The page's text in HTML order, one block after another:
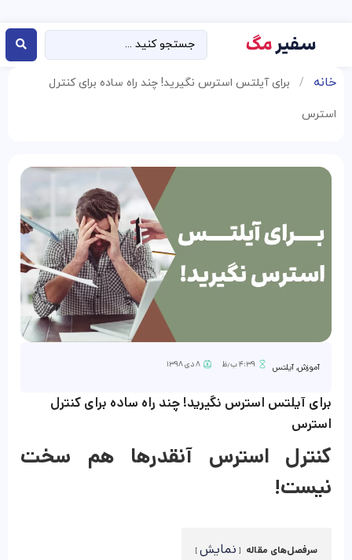
خانه / برای آیلتس استرس نگیرید! چند راه ساده برای کنترل
استرس
آموزش,آیلتس ۴:۳۹ ب٫ظ ۸ دی ۱۳۹۸
برای آیلتس استرس نگیرید! چند راه ساده برای کنترل
استرس
کنترل استرس آنقدرها هم سخت
نیست!
سرفصل‌های مقاله نمایش